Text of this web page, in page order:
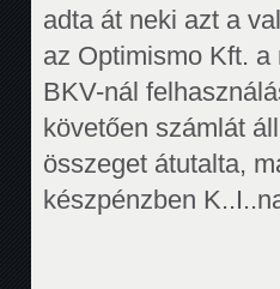
adta át neki azt a
az Optimismo Kft.
BKV-nál
követően számlát
összeget átutalta,
készpénzben